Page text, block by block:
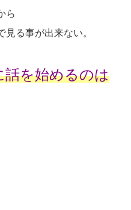
ら
見る事が出来ない。
話を始めるのは